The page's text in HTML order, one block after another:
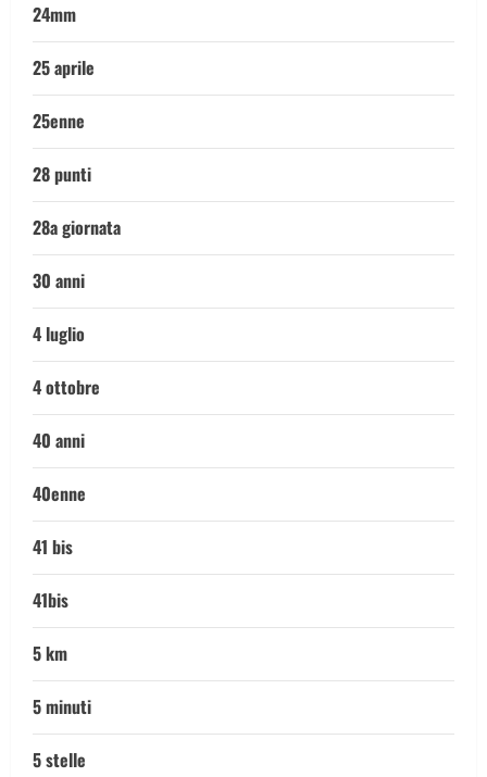
24mm
25 aprile
25enne
28 punti
28a giornata
30 anni
4 luglio
4 ottobre
40 anni
40enne
41 bis
41bis
5 km
5 minuti
5 stelle